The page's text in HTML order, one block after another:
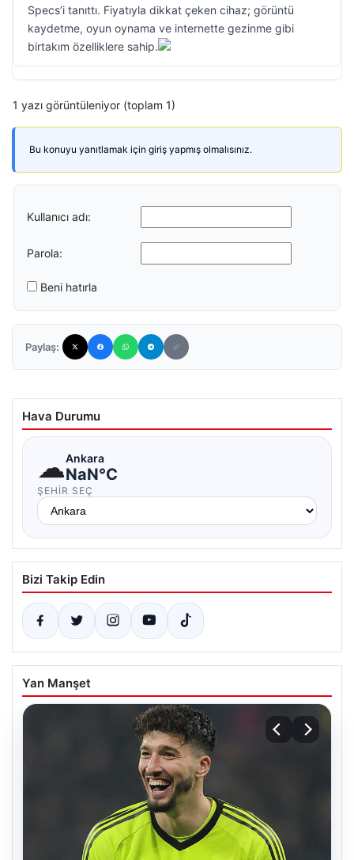
Specs’i tanıttı. Fiyatıyla dikkat çeken cihaz; görüntü
kaydetme, oyun oynama ve internette gezinme gibi
birtakım özelliklere sahip.
1 yazı görüntüleniyor (toplam 1)
Bu konuyu yanıtlamak için giriş yapmış olmalısınız.
Kullanıcı adı:
Parola:
Beni hatırla
Paylaş:
Hava Durumu
☁Ankara
NaN°C
ŞEHIR SEÇ
Bizi Takip Edin
Yan Manşet